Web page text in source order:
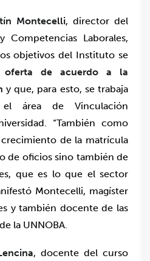
Montecelli, director del
Laborales,
objetivos del Instituto se
oferta de acuerdo a la
y que, para esto, se trabaja
área de Vinculación
“También como
de la matrícula
de oficios sino también de
que es lo que el sector
Montecelli, magíster
y también docente de las
la UNNOBA.
, docente del curso